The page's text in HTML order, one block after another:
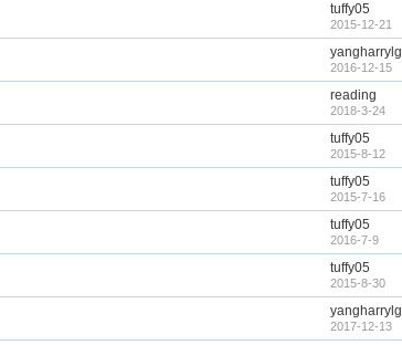
tuffy05
2015-12-21
yangharrylg
2016-12-15
reading
2018-3-24
tuffy05
2015-8-12
tuffy05
2015-7-16
tuffy05
2016-7-9
tuffy05
2015-8-30
yangharrylg
2017-12-13